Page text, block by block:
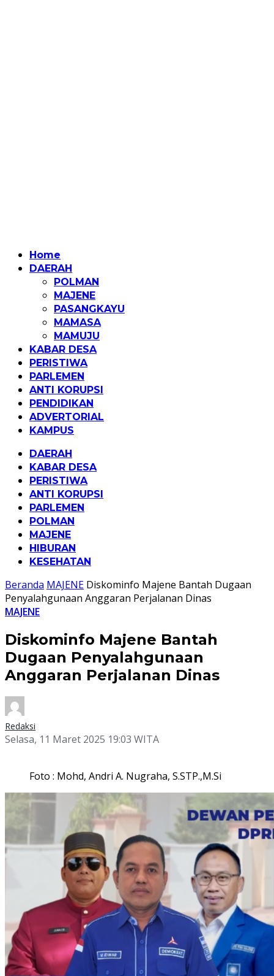
Home
DAERAH
POLMAN
MAJENE
PASANGKAYU
MAMASA
MAMUJU
KABAR DESA
PERISTIWA
PARLEMEN
ANTI KORUPSI
PENDIDIKAN
ADVERTORIAL
KAMPUS
DAERAH
KABAR DESA
PERISTIWA
ANTI KORUPSI
PARLEMEN
POLMAN
MAJENE
HIBURAN
KESEHATAN
Beranda MAJENE Diskominfo Majene Bantah Dugaan
Penyalahgunaan Anggaran Perjalanan Dinas
MAJENE
Diskominfo Majene Bantah
Dugaan Penyalahgunaan
Anggaran Perjalanan Dinas
Redaksi
Selasa, 11 Maret 2025 19:03 WITA
Foto : Mohd, Andri A. Nugraha, S.STP.,M.Si